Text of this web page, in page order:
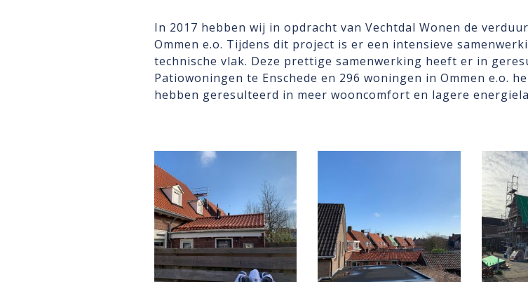
In 2017 hebben wij in opdracht van Vechtdal Wonen de
Ommen e.o. Tijdens dit project is er een intensieve
technische vlak. Deze prettige samenwerking heeft er in
Patiowoningen te Enschede en 296 woningen in Ommen e.o.
hebben geresulteerd in meer wooncomfort en lagere